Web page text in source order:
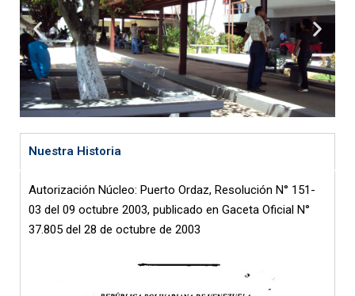
Nuestra Historia
Autorización Núcleo: Puerto Ordaz, Resolución N° 151-
03 del 09 octubre 2003, publicado en Gaceta Oficial N°
37.805 del 28 de octubre de 2003